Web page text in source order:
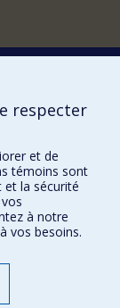
respecter
et de
témoins sont
la sécurité
à notre
vos besoins.